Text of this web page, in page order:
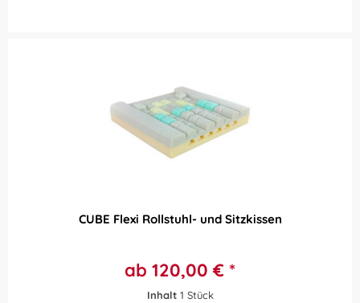
CUBE Flexi Rollstuhl- und Sitzkissen
ab 120,00 € *
Inhalt 1 Stück